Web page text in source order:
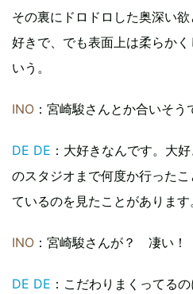
その裏にドロドロした奥深い
好きで、でも表面上は柔らか
いう。
INO ：宮崎駿さんとか合いそう
DE DE ：大好きなんです。大
のスタジオまで何度か行った
ているのを見たことがあります
INO ：宮崎駿さんが？ 凄い！
DE DE ：こだわりまくってる